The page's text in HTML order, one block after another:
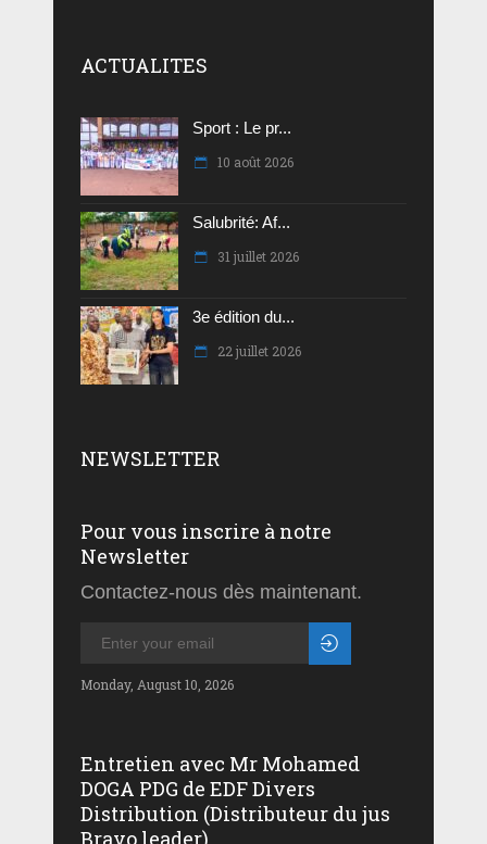
ACTUALITES
Sport : Le pr...
10 août 2026
Salubrité: Af...
31 juillet 2026
3e édition du...
22 juillet 2026
NEWSLETTER
Pour vous inscrire à notre
Newsletter
Contactez-nous dès maintenant.
Monday, August 10, 2026
Entretien avec Mr Mohamed
DOGA PDG de EDF Divers
Distribution (Distributeur du jus
Bravo leader)